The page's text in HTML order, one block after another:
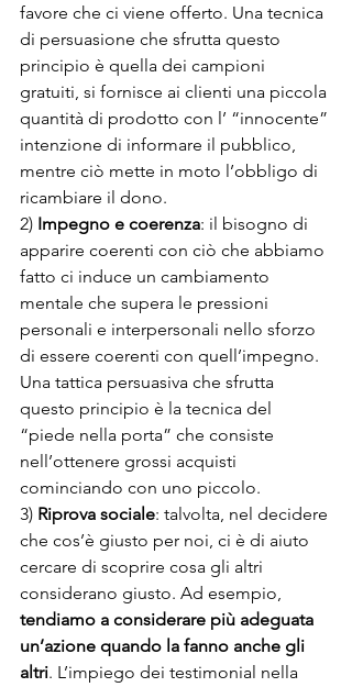
favore che ci viene offerto. Una tecnica
di persuasione che sfrutta questo
principio è quella dei campioni
gratuiti, si fornisce ai clienti una piccola
quantità di prodotto con l’ “innocente”
intenzione di informare il pubblico,
mentre ciò mette in moto l’obbligo di
ricambiare il dono.
2) Impegno e coerenza: il bisogno di
apparire coerenti con ciò che abbiamo
fatto ci induce un cambiamento
mentale che supera le pressioni
personali e interpersonali nello sforzo
di essere coerenti con quell’impegno.
Una tattica persuasiva che sfrutta
questo principio è la tecnica del
“piede nella porta” che consiste
nell’ottenere grossi acquisti
cominciando con uno piccolo.
3) Riprova sociale: talvolta, nel decidere
che cos’è giusto per noi, ci è di aiuto
cercare di scoprire cosa gli altri
considerano giusto. Ad esempio,
tendiamo a considerare più adeguata
un’azione quando la fanno anche gli
altri. L’impiego dei testimonial nella